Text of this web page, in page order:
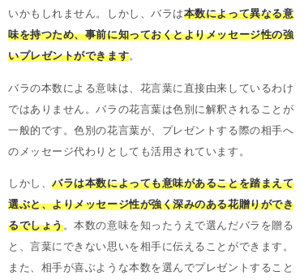
いかもしれません。しかし、バラは本数によって異なる意
味を持つため、事前に知っておくとよりメッセージ性の強
いプレゼントができます。
バラの本数による意味は、花言葉に直接由来しているわけ
ではありません。バラの花言葉は色別に解釈されることが
一般的です。色別の花言葉が、プレゼントする際の相手へ
のメッセージ代わりとしても活用されています。
しかし、バラは本数によっても意味があることを踏まえて
選ぶと、よりメッセージ性が強く深みのある花贈りができ
るでしょう。本数の意味を知ったうえで選んだバラを贈る
と、言葉にできない思いを相手に伝えることができます。
また、相手が喜ぶような本数を選んでプレゼントすること